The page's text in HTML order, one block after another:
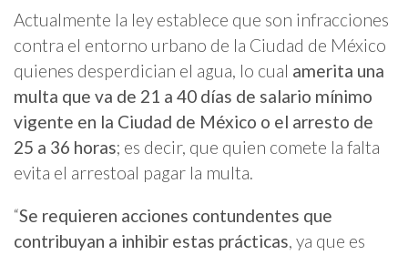
Actualmente la ley establece que son infracciones
contra el entorno urbano de la Ciudad de México
quienes desperdician el agua, lo cual amerita una
multa que va de 21 a 40 días de salario mínimo
vigente en la Ciudad de México o el arresto de
25 a 36 horas; es decir, que quien comete la falta
evita el arrestoal pagar la multa.
“Se requieren acciones contundentes que
contribuyan a inhibir estas prácticas, ya que es